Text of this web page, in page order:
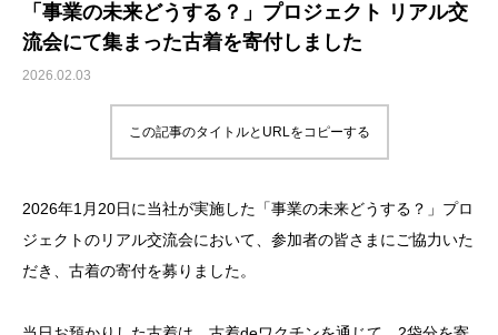
「事業の未来どうする？」プロジェクト リアル交
流会にて集まった古着を寄付しました
2026.02.03
この記事のタイトルとURLをコピーする
2026年1月20日に当社が実施した「事業の未来どうする？」プロ
ジェクトのリアル交流会において、参加者の皆さまにご協力いた
だき、古着の寄付を募りました。